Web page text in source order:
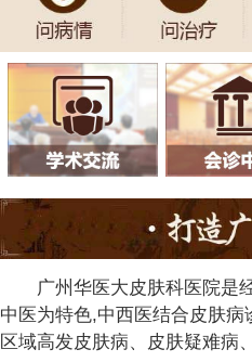
广州华医大皮肤科医院是
中医为特色,中西医结合皮肤病
区域高发皮肤病、皮肤疑难病